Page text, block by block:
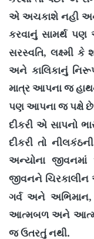
એ અચકાશે નહી
કરવાનું સામર્થ પણ
સરસ્વતિ, લક્ષ્મી કે
અને કાલિકાનું
માત્ર આપના જ
પણ આપના જ પક્ષે છે
દીકરી એ સાપનો
દીકરી તો
અન્યોના
જીવનને
ગર્વ અને અભિમાન
આત્મબળ અને
જ ઉતરતું નથી.